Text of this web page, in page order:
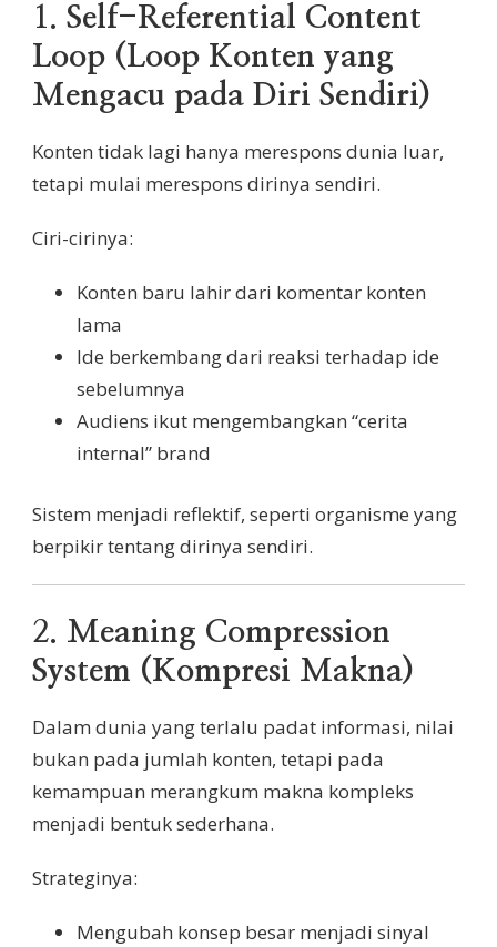
1. Self-Referential Content
Loop (Loop Konten yang
Mengacu pada Diri Sendiri)
Konten tidak lagi hanya merespons dunia luar,
tetapi mulai merespons dirinya sendiri.
Ciri-cirinya:
Konten baru lahir dari komentar konten
lama
Ide berkembang dari reaksi terhadap ide
sebelumnya
Audiens ikut mengembangkan “cerita
internal” brand
Sistem menjadi reflektif, seperti organisme yang
berpikir tentang dirinya sendiri.
2. Meaning Compression
System (Kompresi Makna)
Dalam dunia yang terlalu padat informasi, nilai
bukan pada jumlah konten, tetapi pada
kemampuan merangkum makna kompleks
menjadi bentuk sederhana.
Strateginya:
Mengubah konsep besar menjadi sinyal